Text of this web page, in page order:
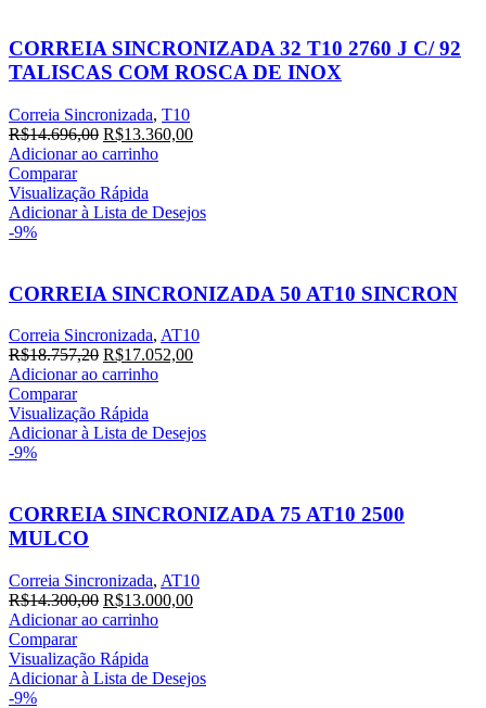
CORREIA SINCRONIZADA 32 T10 2760 J C/ 92
TALISCAS COM ROSCA DE INOX
Correia Sincronizada, T10
R$14.696,00 R$13.360,00
Adicionar ao carrinho
Comparar
Visualização Rápida
Adicionar à Lista de Desejos
-9%
CORREIA SINCRONIZADA 50 AT10 SINCRON
Correia Sincronizada, AT10
R$18.757,20 R$17.052,00
Adicionar ao carrinho
Comparar
Visualização Rápida
Adicionar à Lista de Desejos
-9%
CORREIA SINCRONIZADA 75 AT10 2500
MULCO
Correia Sincronizada, AT10
R$14.300,00 R$13.000,00
Adicionar ao carrinho
Comparar
Visualização Rápida
Adicionar à Lista de Desejos
-9%